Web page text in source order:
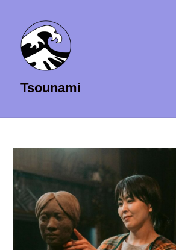
Tsounami